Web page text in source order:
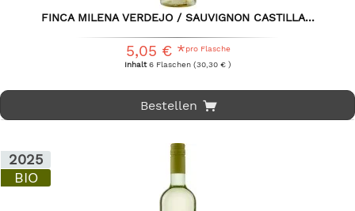
FINCA MILENA VERDEJO / SAUVIGNON CASTILLA...
5,05 € *pro Flasche
Inhalt6 Flaschen (30,30 € )
Bestellen
2025
BIO